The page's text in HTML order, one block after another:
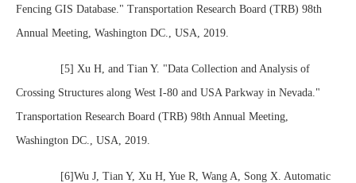
Fencing GIS Database." Transportation Research Board (TRB) 98th
Annual Meeting, Washington DC., USA, 2019.
[5] Xu H, and Tian Y. "Data Collection and Analysis of
Crossing Structures along West I-80 and USA Parkway in Nevada."
Transportation Research Board (TRB) 98th Annual Meeting,
Washington DC., USA, 2019.
[6]Wu J, Tian Y, Xu H, Yue R, Wang A, Song X. Automatic